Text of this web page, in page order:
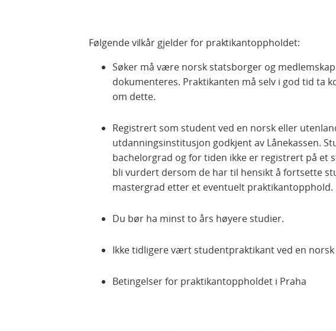
Følgende vilkår gjelder for praktikantoppholdet:
Søker må være norsk statsborger og
dokumenteres. Praktikanten må selv i god tid ta
om dette.
Registrert som student ved en norsk eller
utdanningsinstitusjon godkjent av Lånekassen.
bachelorgrad og for tiden ikke er registrert på et
bli vurdert dersom de har til hensikt å fortsette
mastergrad etter et eventuelt praktikantopphold.
Du bør ha minst to års høyere studier.
Ikke tidligere vært studentpraktikant ved en norsk
Betingelser for praktikantoppholdet i Praha